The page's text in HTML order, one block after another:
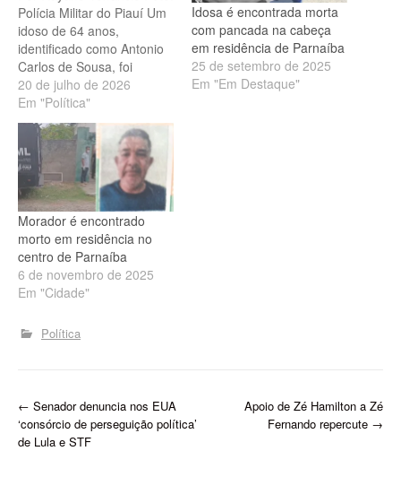
Polícia Militar do Piauí Um
idoso de 64 anos,
identificado como Antonio
Carlos de Sousa, foi
encontrado morto na
manhã desta segunda-
feira (20), em uma
residência localizada na
região conhecida como
Boca da Teresa, em Luís
Correia, no litoral do Piauí.
A suspeita inicial da
Polícia…
20 de julho de 2026
Em "Política"
Idosa é encontrada morta
com pancada na cabeça
em residência de Parnaíba
25 de setembro de 2025
Em "Em Destaque"
Morador é encontrado
morto em residência no
centro de Parnaíba
6 de novembro de 2025
Em "Cidade"
Política
P
o
← Senador denuncia nos EUA
‘consórcio de perseguição política’
de Lula e STF
Apoio de Zé Hamilton a Zé
Fernando repercute →